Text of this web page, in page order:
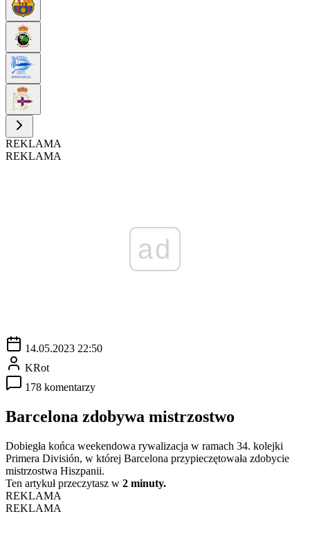
REKLAMA
REKLAMA
ad
14.05.2023 22:50
KRot
178 komentarzy
Barcelona zdobywa mistrzostwo
Dobiegła końca weekendowa rywalizacja w ramach 34. kolejki
Primera División, w której Barcelona przypieczętowała zdobycie
mistrzostwa Hiszpanii.
Ten artykuł przeczytasz w 2 minuty.
REKLAMA
REKLAMA